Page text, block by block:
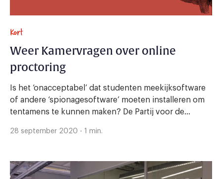
Kort
Weer Kamervragen over online
proctoring
Is het ‘onacceptabel’ dat studenten meekijksoftware
of andere ‘spionagesoftware’ moeten installeren om
tentamens te kunnen maken? De Partij voor de...
28 september 2020 - 1 min.